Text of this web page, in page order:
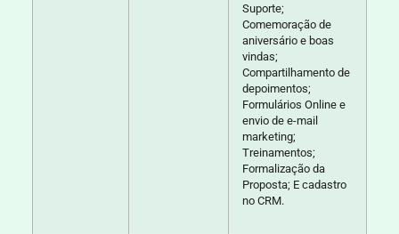
Suporte;
Comemoração de
aniversário e boas
vindas;
Compartilhamento de
depoimentos;
Formulários Online e
envio de e-mail
marketing;
Treinamentos;
Formalização da
Proposta; E cadastro
no CRM.